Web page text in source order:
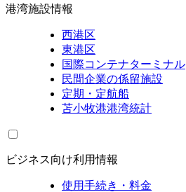
港湾施設情報
西港区
東港区
国際コンテナターミナル
民間企業の係留施設
定期・定航船
苫小牧港港湾統計
ビジネス向け利用情報
使用手続き・料金